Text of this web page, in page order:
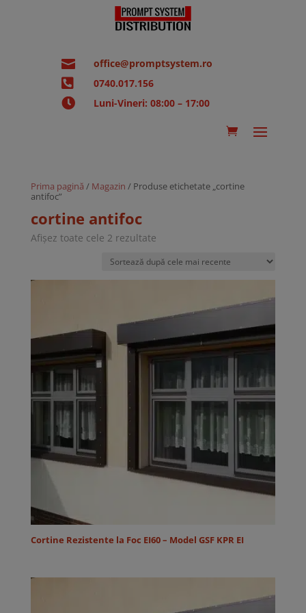
 office@promptsystem.ro
 0740.017.156
 Luni-Vineri: 08:00 – 17:00
Prima pagină / Magazin / Produse etichetate „cortine
antifoc”
cortine antifoc
Afișez toate cele 2 rezultateSortat
cele
mai
recente
Cortine Rezistente la Foc EI60 – Model GSF KPR EI